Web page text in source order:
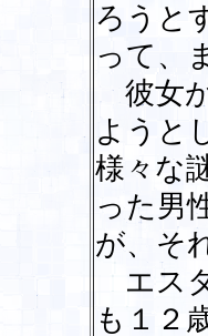
ろうと
って、
彼女
ようと
様々な
った男
が、そ
エス
も１２